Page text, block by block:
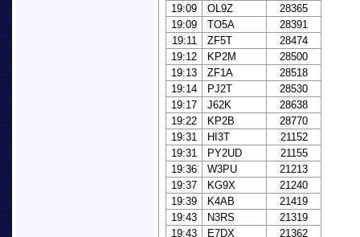
19:09
OL9Z
28365
19:09
TO5A
28391
19:11
ZF5T
28474
19:12
KP2M
28500
19:13
ZF1A
28518
19:14
PJ2T
28530
19:17
J62K
28638
19:22
KP2B
28770
19:31
HI3T
21152
19:31
PY2UD
21155
19:36
W3PU
21213
19:37
KG9X
21240
19:39
K4AB
21419
19:43
N3RS
21319
19:43
E7DX
21362